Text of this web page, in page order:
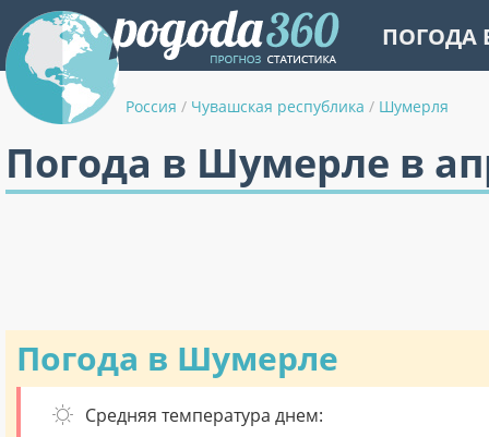
ПОГОДА
Россия / Чувашская республика / Шумерля
Погода в Шумерле в
Погода в Шумерле
Средняя температура днем: